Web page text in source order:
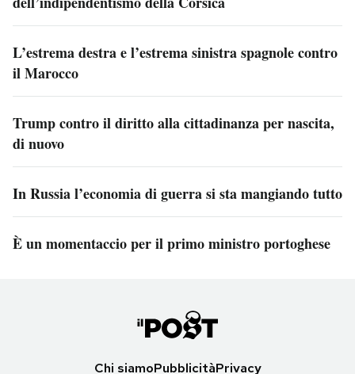
L’estrema destra e l’estrema sinistra spagnole contro
il Marocco
Trump contro il diritto alla cittadinanza per nascita,
di nuovo
In Russia l’economia di guerra si sta mangiando tutto
È un momentaccio per il primo ministro portoghese
Chi siamoPubblicitàPrivacy